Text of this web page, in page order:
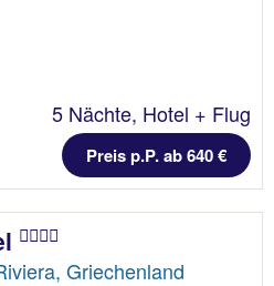
5 Nächte, Hotel + Flug
Preis p.P. ab 640 €
Griechenland